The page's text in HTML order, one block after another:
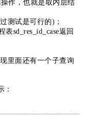
作，也就是取内层结
测试是可行的)；
sd_res_id_case返回
里面还有一个子查询
：